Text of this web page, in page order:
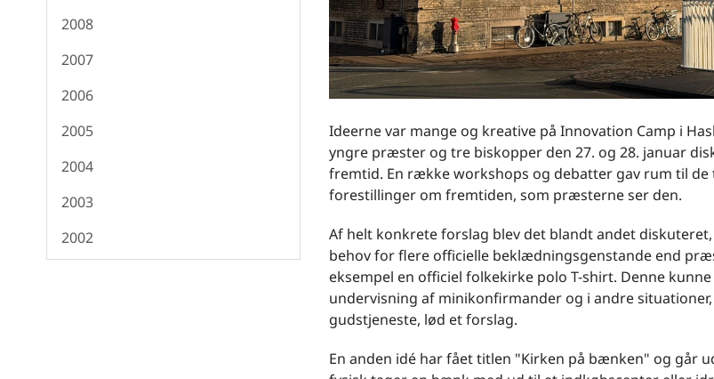
2008
2007
2006
2005
2004
2003
2002
Ideerne var mange og kreative på Innovation Camp i
yngre præster og tre biskopper den 27. og 28. januar
fremtid. En række workshops og debatter gav rum til de
forestillinger om fremtiden, som præsterne ser den.
Af helt konkrete forslag blev det blandt andet
behov for flere officielle beklædningsgenstande end
eksempel en officiel folkekirke polo T-shirt. Denne
undervisning af minikonfirmander og i andre
gudstjeneste, lød et forslag.
En anden idé har fået titlen "Kirken på bænken" og går